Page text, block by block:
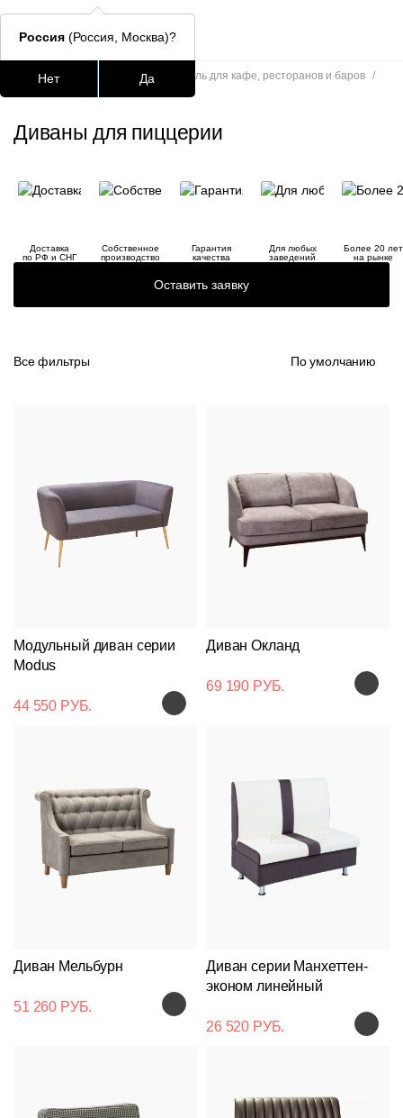
Столешницы
lars
шафран
Главная Мягкая мебель для кафе, ресторанов и баров /
Диваны для пиццерии
Доставка
по РФ и СНГ
Собственное
производство
Гарантия
качества
Для любых
заведений
Более 20 лет
на рынке
Оставить заявку
Все фильтры По умолчанию
Модульный диван серии
Modus
44 550 РУБ.
Диван Окланд
69 190 РУБ.
Диван Мельбурн
51 260 РУБ.
Диван серии Манхеттен-
эконом линейный
26 520 РУБ.
Россия (Россия, Москва)?
Нет Да